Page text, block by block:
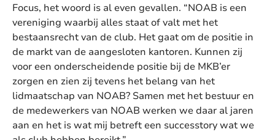
Focus, het woord is al even gevallen. “NOAB is een
vereniging waarbij alles staat of valt met het
bestaansrecht van de club. Het gaat om de positie in
de markt van de aangesloten kantoren. Kunnen zij
voor een onderscheidende positie bij de MKB’er
zorgen en zien zij tevens het belang van het
lidmaatschap van NOAB? Samen met het bestuur en
de medewerkers van NOAB werken we daar al jaren
aan en het is wat mij betreft een successtory wat we